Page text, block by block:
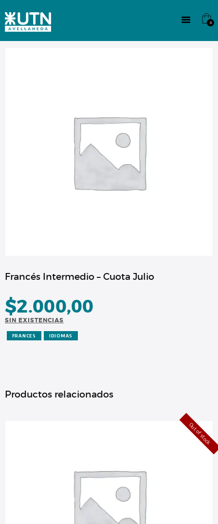
0
CULTURA
Francés Intermedio – Cuota Julio
$2.000,00
SIN EXISTENCIAS
FRANCES IDIOMAS
Productos relacionados
Out of stock